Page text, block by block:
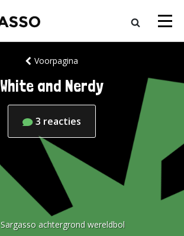
Voorpagina
White and Nerdy
3 reacties
Sargasso achtergrond wereldbol